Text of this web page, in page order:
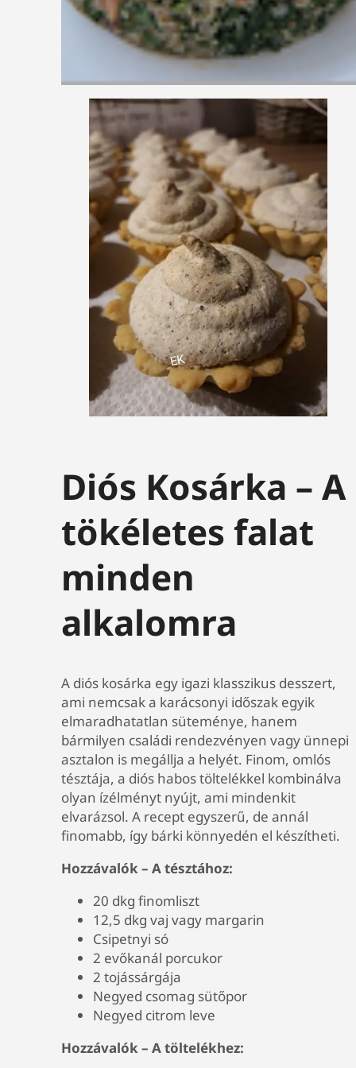
Diós Kosárka – A
tökéletes falat
minden
alkalomra
A diós kosárka egy igazi klasszikus desszert,
ami nemcsak a karácsonyi időszak egyik
elmaradhatatlan süteménye, hanem
bármilyen családi rendezvényen vagy ünnepi
asztalon is megállja a helyét. Finom, omlós
tésztája, a diós habos töltelékkel kombinálva
olyan ízélményt nyújt, ami mindenkit
elvarázsol. A recept egyszerű, de annál
finomabb, így bárki könnyedén el készítheti.
Hozzávalók – A tésztához:
20 dkg finomliszt
12,5 dkg vaj vagy margarin
Csipetnyi só
2 evőkanál porcukor
2 tojássárgája
Negyed csomag sütőpor
Negyed citrom leve
Hozzávalók – A töltelékhez: